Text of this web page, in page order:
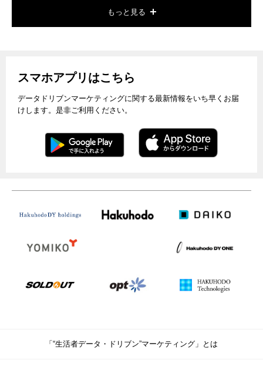
もっと見る
スマホアプリはこちら
データドリブンマーケティングに関する最新情報をいち早くお届
けします。是非ご利用ください。
「“生活者データ・ドリブン”マーケティング」とは